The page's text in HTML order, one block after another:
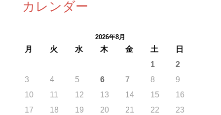
カレンダー
2026年8月
月 火 水 木 金 土
日
1
2
3
4 5 6 7 8
9
10
11 12 13 14 15
16
17
18 19 20 21 22
23